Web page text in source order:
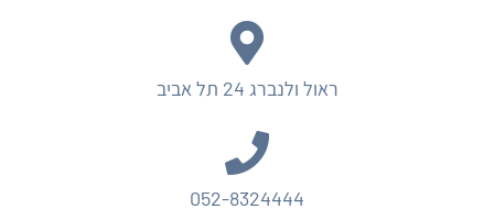
ראול ולנברג 24 תל אביב
052-8324444